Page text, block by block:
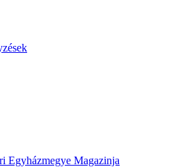
Egyházmegye Magazinja